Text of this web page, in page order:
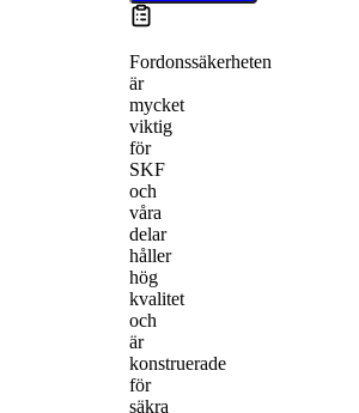
Fordonssäkerheten
är
mycket
viktig
för
SKF
och
våra
delar
håller
hög
kvalitet
och
är
konstruerade
för
säkra